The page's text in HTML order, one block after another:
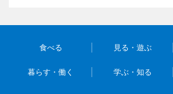
食べる 見る・遊ぶ
暮らす・働く 学ぶ・知る